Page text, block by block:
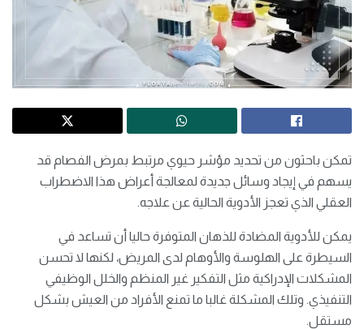
تمكن باحثون من تحديد مؤشر حيوي مرتبط بمرض الفصام قد
يسهم في إيجاد وسائل جديدة ​لمعالجة أعراض هذا الاضطراب
العقلي الذي تعجز الأدوية ‌الحالية عن علاجه.
يمكن للأدوية المضادة للذهان المتوفرة حاليا أن تساعد في
السيطرة على الهلوسة والأوهام لدى المريض، لكنها لا تحسن ​
المشكلات الإدراكية مثل التفكير غير المنظم والخلل الوظيفي ​
التنفيذي. وتلك المشكلة غالبا ما تمنع الأفراد من ⁠العيش بشكل
مستقل.